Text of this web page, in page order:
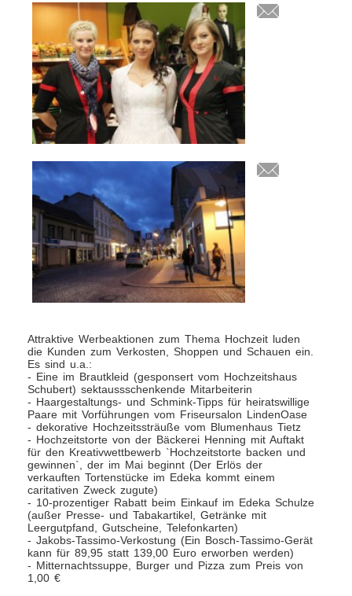
Attraktive Werbeaktionen zum Thema Hochzeit luden
die Kunden zum Verkosten, Shoppen und Schauen ein.
Es sind u.a.:
- Eine im Brautkleid (gesponsert vom Hochzeitshaus
Schubert) sektaussschenkende Mitarbeiterin
- Haargestaltungs- und Schmink-Tipps für heiratswillige
Paare mit Vorführungen vom Friseursalon LindenOase
- dekorative Hochzeitssträuße vom Blumenhaus Tietz
- Hochzeitstorte von der Bäckerei Henning mit Auftakt
für den Kreativwettbewerb `Hochzeitstorte backen und
gewinnen`, der im Mai beginnt (Der Erlös der
verkauften Tortenstücke im Edeka kommt einem
caritativen Zweck zugute)
- 10-prozentiger Rabatt beim Einkauf im Edeka Schulze
(außer Presse- und Tabakartikel, Getränke mit
Leergutpfand, Gutscheine, Telefonkarten)
- Jakobs-Tassimo-Verkostung (Ein Bosch-Tassimo-Gerät
kann für 89,95 statt 139,00 Euro erworben werden)
- Mitternachtssuppe, Burger und Pizza zum Preis von
1,00 €